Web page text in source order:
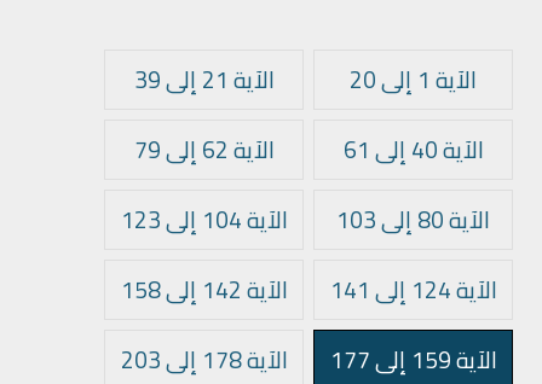
الآية 1 إلى 20
الآية 21 إلى 39
الآية 40 إلى 61
الآية 62 إلى 79
الآية 80 إلى 103
الآية 104 إلى 123
الآية 124 إلى 141
الآية 142 إلى 158
الآية 159 إلى 177
الآية 178 إلى 203